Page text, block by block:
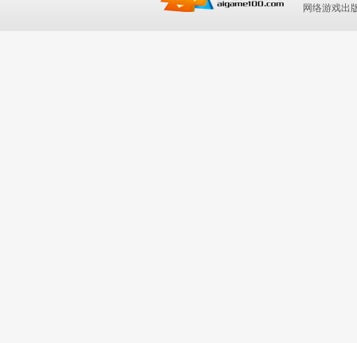
网络游戏出